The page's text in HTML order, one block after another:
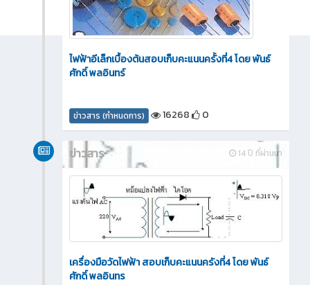
ไฟฟ้าอีเล็กเบื้องต้นสอบเก็บคะแนนครั้งที่4 โดย พันธ์
ศักดิ์ พลอินทร์
ข่าวสาร (กำหนดการ) 16268 0
14 ปี ที่ผ่านมา
ข่าวสาร
เครื่องมือวัดไฟฟ้า สอบเก็บคะแนนครังที่4 โดย พันธ์
ศักดิ์ พลอินทร